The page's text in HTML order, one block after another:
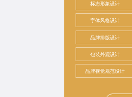
标志形象设计
字体风格设计
品牌排版设计
包装外观设计
品牌视觉规范设计